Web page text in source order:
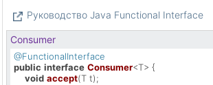
Руководство Java Functional Interface
Consumer
@FunctionalInterface
public interface Consumer<T> {
void accept(T t);